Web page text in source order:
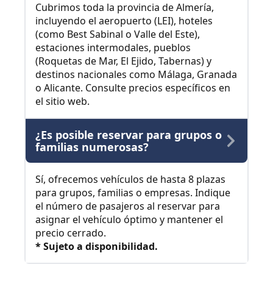
Cubrimos toda la provincia de Almería,
incluyendo el aeropuerto (LEI), hoteles
(como Best Sabinal o Valle del Este),
estaciones intermodales, pueblos
(Roquetas de Mar, El Ejido, Tabernas) y
destinos nacionales como Málaga, Granada
o Alicante. Consulte precios específicos en
el sitio web.
¿Es posible reservar para grupos o
familias numerosas?
Sí, ofrecemos vehículos de hasta 8 plazas
para grupos, familias o empresas. Indique
el número de pasajeros al reservar para
asignar el vehículo óptimo y mantener el
precio cerrado.
* Sujeto a disponibilidad.